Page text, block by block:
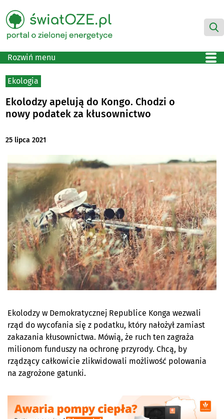
Rozwiń menu
Ekologia
Ekolodzy apelują do Kongo. Chodzi o
nowy podatek za kłusownictwo
25 lipca 2021
Ekolodzy w Demokratycznej Republice Konga wezwali
rząd do wycofania się z podatku, który nałożył zamiast
zakazania kłusownictwa. Mówią, że ruch ten zagraża
milionom funduszy na ochronę przyrody. Chcą, by
rządzący całkowicie zlikwidowali możliwość polowania
na zagrożone gatunki.